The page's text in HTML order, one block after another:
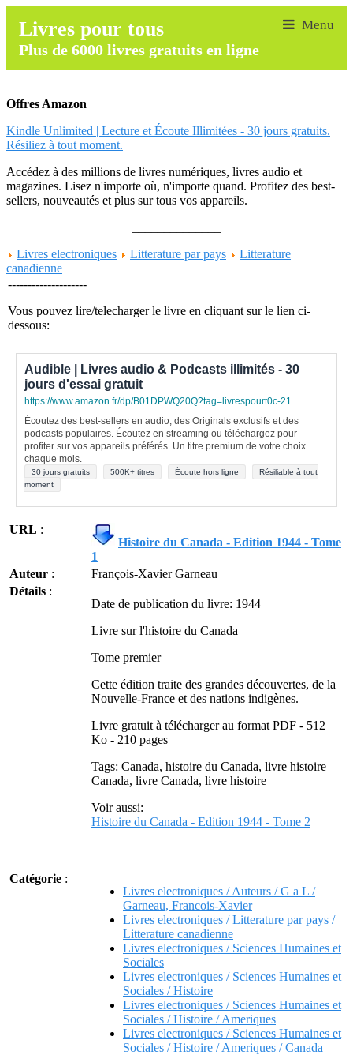
Livres pour tous
Plus de 6000 livres gratuits en ligne
Offres Amazon
Kindle Unlimited | Lecture et Écoute Illimitées - 30 jours gratuits.
Résiliez à tout moment.
Accédez à des millions de livres numériques, livres audio et
magazines. Lisez n'importe où, n'importe quand. Profitez des best-
sellers, nouveautés et plus sur tous vos appareils.
Livres electroniques
Litterature par pays
Litterature
canadienne
--------------------
Vous pouvez lire/telecharger le livre en cliquant sur le lien ci-
dessous:
Audible | Livres audio & Podcasts illimités - 30
jours d'essai gratuit
https://www.amazon.fr/dp/B01DPWQ20Q?tag=livrespourt0c-21
Écoutez des best-sellers en audio, des Originals exclusifs et des
podcasts populaires. Écoutez en streaming ou téléchargez pour
profiter sur vos appareils préférés. Un titre premium de votre choix
chaque mois.
30 jours gratuits 500K+ titres Écoute hors ligne
Résiliable à tout
moment
URL :
Histoire du Canada - Edition 1944 - Tome
1
Auteur :
François-Xavier Garneau
Détails :
Date de publication du livre: 1944
Livre sur l'histoire du Canada
Tome premier
Cette édition traite des grandes découvertes, de la
Nouvelle-France et des nations indigènes.
Livre gratuit à télécharger au format PDF - 512
Ko - 210 pages
Tags: Canada, histoire du Canada, livre histoire
Canada, livre Canada, livre histoire
Voir aussi:
Histoire du Canada - Edition 1944 - Tome 2
Catégorie :
Livres electroniques / Auteurs / G a L /
Garneau, Francois-Xavier
Livres electroniques / Litterature par pays /
Litterature canadienne
Livres electroniques / Sciences Humaines et
Sociales
Livres electroniques / Sciences Humaines et
Sociales / Histoire
Livres electroniques / Sciences Humaines et
Sociales / Histoire / Ameriques
Livres electroniques / Sciences Humaines et
Sociales / Histoire / Ameriques / Canada